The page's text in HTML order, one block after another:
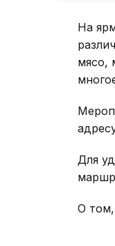
На
мясо,
Для
О том,